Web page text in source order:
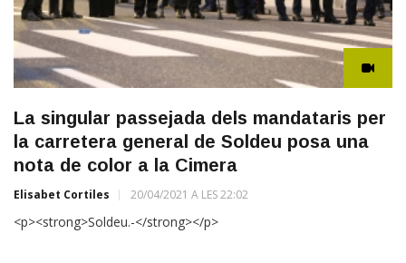
La singular passejada dels mandataris per
la carretera general de Soldeu posa una
nota de color a la Cimera
Elisabet Cortiles 20/04/2021 A LES 22:02
<p><strong>Soldeu.-</strong></p>